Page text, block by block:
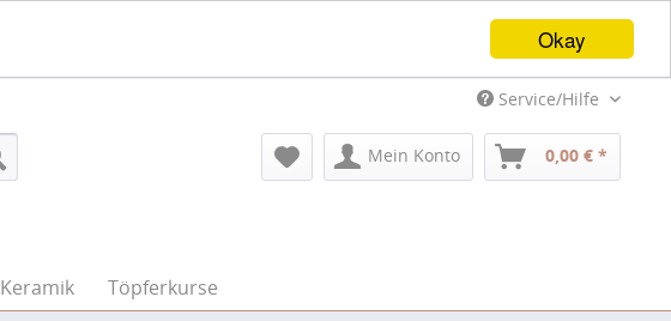
Okay
Service/Hilfe
Mein Konto 0,00 € *
Keramik Töpferkurse